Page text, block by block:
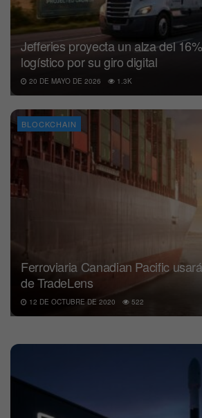
Jefferies proyecta un alza del
logístico por su giro digital
20 DE MAYO DE 2026 1.3K
BLOCKCHAIN
Ferroviaria Canadian Pacific
de TradeLens
12 DE OCTUBRE DE 2020 522